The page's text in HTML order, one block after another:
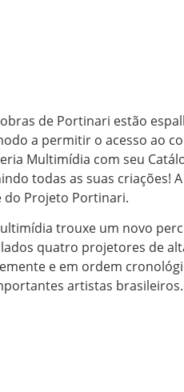
de Portinari estão
a permitir o acesso ao
Multimídia com seu
todas as suas criações!
do Projeto Portinari.
trouxe um novo
quatro projetores de
e em ordem
artistas brasileiros.